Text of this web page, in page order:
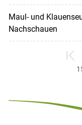
Maul- und
Nachschauen
zum